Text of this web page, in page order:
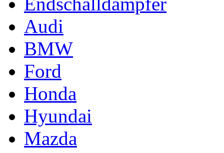
Audi
BMW
Ford
Honda
Hyundai
Mazda